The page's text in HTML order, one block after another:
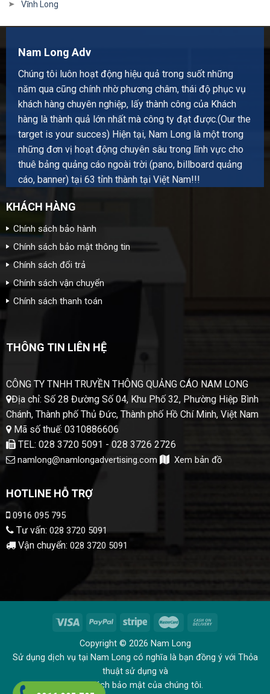
Vĩnh Long
Nam Long Adv
Chúng tôi luôn hoạt động hiệu quả trong suốt những
năm qua cũng chính nhờ phương châm, thái độ phục vụ
khách hàng chuyên nghiệp, lấy thành công của Khách
hàng là thành quả lớn nhất mà công ty đạt được.(Our the
target is your succes) Hiện tại, Nam Long là một trong
những đơn vị hoạt động chuyên sâu trong lĩnh vực cho
thuê bảng quảng cáo ngoài trời (pano, billboard quảng
cáo, banner) tại 63 tỉnh thành tại Việt Nam!!!
KHÁCH HÀNG
Chính sách bảo hành
Chính sách bảo mật thông tin
Chính sách đổi trả
Chính sách vận chuyển
Chính sách thanh toán
THÔNG TIN LIÊN HỆ
CÔNG TY TNHH TRUYỀN THÔNG QUẢNG CÁO NAM LONG
Địa chỉ: Số 28 Đường Số 04, Khu Phố 32, Phường Hiệp Bình
Chánh, Thành phố Thủ Đức, Thành phố Hồ Chí Minh, Việt Nam
Mã số thuế: 0310886606
TEL: 028 3720 5091 - 028 3726 2726
namlong@namlongadvertising.com Xem bản đồ
HOTLINE HỖ TRỢ
0916 095 795
Tư vấn: 028 3720 5091
Vận chuyển: 028 3720 5091
Copyright © 2026 Nam Long
Sử dụng dịch vụ tại Nam Long có nghĩa là bạn đồng ý với Thỏa
thuật sử dụng và
Chính sách bảo mật của chúng tôi.